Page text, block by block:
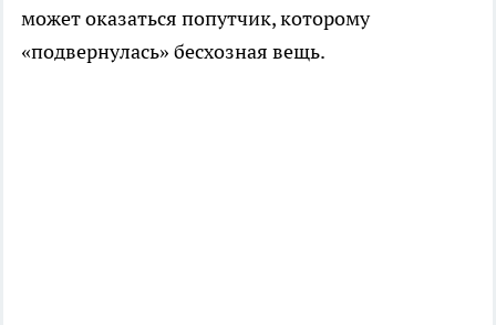
может оказаться попутчик, которому
«подвернулась» бесхозная вещь.